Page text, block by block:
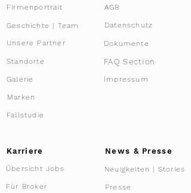
Firmenportrait AGB
Geschichte | Team
Unsere Partner
Standorte
Galerie
Datenschutz
Dokumente
FAQ Section
Impressum
Marken
Fallstudie
Karriere
Übersicht Jobs
Für Broker
News & Presse
Neuigkeiten | Stories
Presse